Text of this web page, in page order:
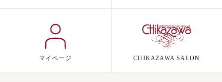
マイページ CHIKAZAWA SALON